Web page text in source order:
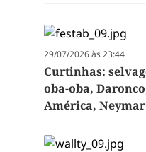
29/07/2026 às 23:44
Curtinhas:
oba-oba,
América,